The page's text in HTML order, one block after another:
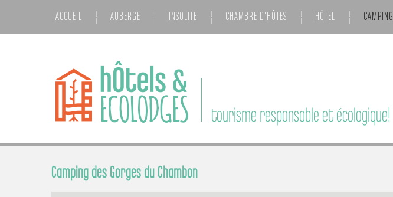
ACCUEIL AUBERGE INSOLITE CHAMBRE D'HÔTES HÔTEL CAMPING
tourisme responsable et écologique!
Camping des Gorges du Chambon